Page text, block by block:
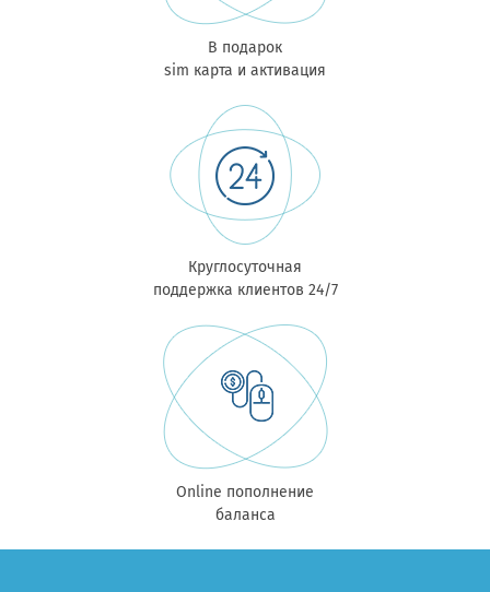
В подарок
sim карта и активация
Круглосуточная
поддержка клиентов 24/7
Online пополнение
баланса